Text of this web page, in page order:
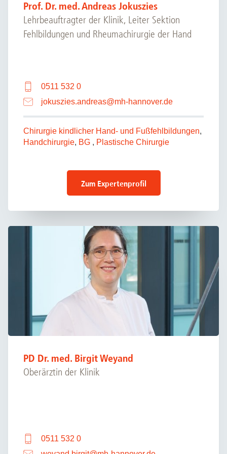
Prof. Dr. med. Andreas Jokuszies
Lehrbeauftragter der Klinik, Leiter Sektion
Fehlbildungen und Rheumachirurgie der Hand
0511 532 0
jokuszies.andreas@mh-hannover.de
Chirurgie kindlicher Hand- und Fußfehlbildungen,
Handchirurgie, BG , Plastische Chirurgie
Zum Expertenprofil
PD Dr. med. Birgit Weyand
Oberärztin der Klinik
0511 532 0